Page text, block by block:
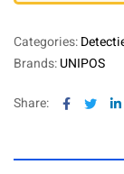
Categories:
Brands:UNIPOS
Share: Facebook